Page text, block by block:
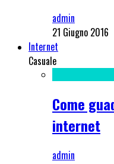
admin
21 Giugno 2016
Internet
Casuale
Come
internet
admin